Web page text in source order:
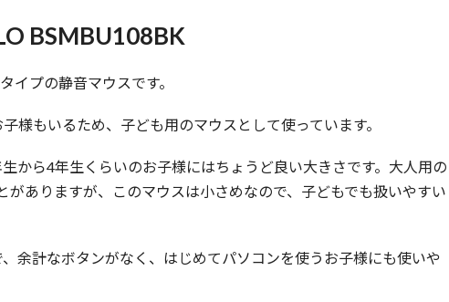
BSMBU108BK
イプの静音マウスです。
様もいるため、子ども用のマウスとして使っています。
から4年生くらいのお子様にはちょうど良い大きさです。大人用の
がありますが、このマウスは小さめなので、子どもでも扱いやすい
余計なボタンがなく、はじめてパソコンを使うお子様にも使いや